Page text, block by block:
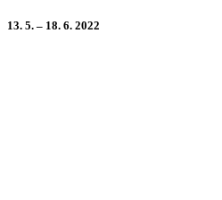
13. 5. – 18. 6. 2022